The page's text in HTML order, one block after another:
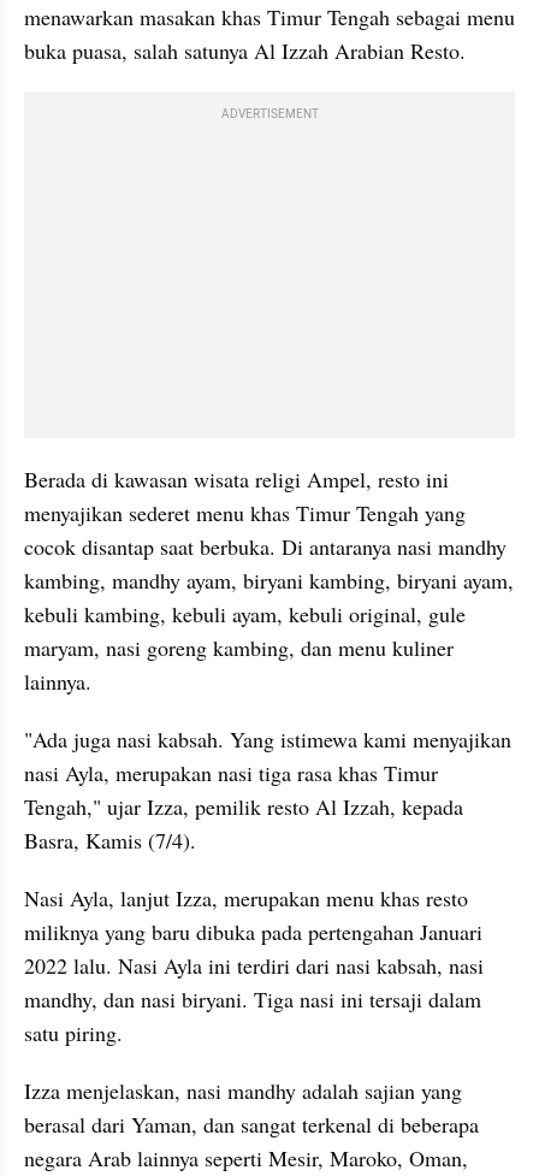
menawarkan masakan khas Timur Tengah sebagai menu
buka puasa, salah satunya Al Izzah Arabian Resto.
ADVERTISEMENT
Berada di kawasan wisata religi Ampel, resto ini
menyajikan sederet menu khas Timur Tengah yang
cocok disantap saat berbuka. Di antaranya nasi mandhy
kambing, mandhy ayam, biryani kambing, biryani ayam,
kebuli kambing, kebuli ayam, kebuli original, gule
maryam, nasi goreng kambing, dan menu kuliner
lainnya.
"Ada juga nasi kabsah. Yang istimewa kami menyajikan
nasi Ayla, merupakan nasi tiga rasa khas Timur
Tengah," ujar Izza, pemilik resto Al Izzah, kepada
Basra, Kamis (7/4).
Nasi Ayla, lanjut Izza, merupakan menu khas resto
miliknya yang baru dibuka pada pertengahan Januari
2022 lalu. Nasi Ayla ini terdiri dari nasi kabsah, nasi
mandhy, dan nasi biryani. Tiga nasi ini tersaji dalam
satu piring.
Izza menjelaskan, nasi mandhy adalah sajian yang
berasal dari Yaman, dan sangat terkenal di beberapa
negara Arab lainnya seperti Mesir, Maroko, Oman,